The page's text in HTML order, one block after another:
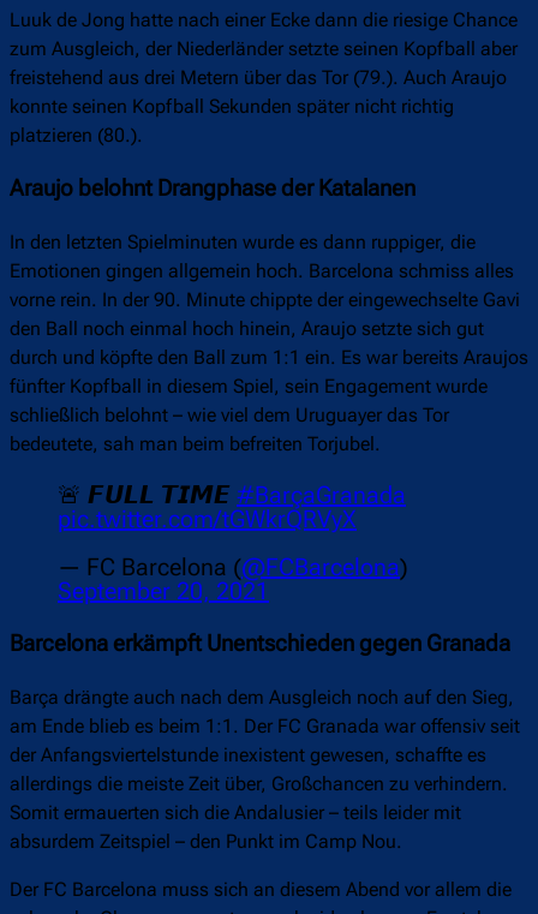
Luuk de Jong hatte nach einer Ecke dann die riesige Chance
zum Ausgleich, der Niederländer setzte seinen Kopfball aber
freistehend aus drei Metern über das Tor (79.). Auch Araujo
konnte seinen Kopfball Sekunden später nicht richtig
platzieren (80.).
Araujo belohnt Drangphase der Katalanen
In den letzten Spielminuten wurde es dann ruppiger, die
Emotionen gingen allgemein hoch. Barcelona schmiss alles
vorne rein. In der 90. Minute chippte der eingewechselte Gavi
den Ball noch einmal hoch hinein, Araujo setzte sich gut
durch und köpfte den Ball zum 1:1 ein. Es war bereits Araujos
fünfter Kopfball in diesem Spiel, sein Engagement wurde
schließlich belohnt – wie viel dem Uruguayer das Tor
bedeutete, sah man beim befreiten Torjubel.
🚨 𝙁𝙐𝙇𝙇 𝙏𝙄𝙈𝙀 #BarçaGranada
pic.twitter.com/tGWkrQRVyX
— FC Barcelona (@FCBarcelona)
September 20, 2021
Barcelona erkämpft Unentschieden gegen Granada
Barça drängte auch nach dem Ausgleich noch auf den Sieg,
am Ende blieb es beim 1:1. Der FC Granada war offensiv seit
der Anfangsviertelstunde inexistent gewesen, schaffte es
allerdings die meiste Zeit über, Großchancen zu verhindern.
Somit ermauerten sich die Andalusier – teils leider mit
absurdem Zeitspiel – den Punkt im Camp Nou.
Der FC Barcelona muss sich an diesem Abend vor allem die